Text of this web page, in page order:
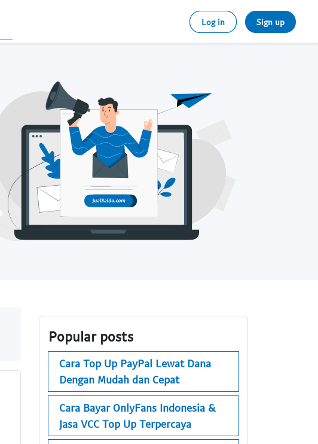
Log in Sign up
Popular posts
Cara Top Up PayPal Lewat Dana
Dengan Mudah dan Cepat
Cara Bayar OnlyFans Indonesia &
Jasa VCC Top Up Terpercaya